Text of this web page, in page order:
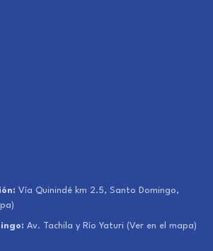
Vía Quinindé km 2.5, Santo Domingo,
Av. Tachila y Río Yaturi (Ver en el mapa)